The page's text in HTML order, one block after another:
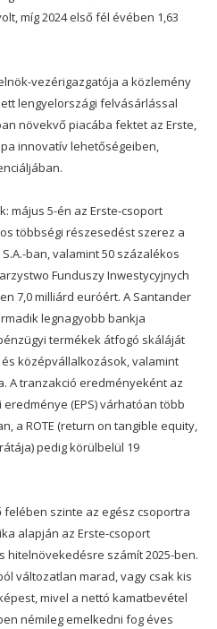
míg 2024 első fél évében 1,63
vezérigazgatója a közlemény
lengyelországi felvásárlással
növekvő piacába fektet az Erste,
innovatív lehetőségeiben,
május 5-én az Erste-csoport
többségi részesedést szerez a
ban, valamint 50 százalékos
Funduszy Inwestycyjnych
7,0 milliárd euróért. A Santander
legnagyobb bankja
termékek átfogó skáláját
középvállalkozások, valamint
A tranzakció eredményeként az
(EPS) várhatóan több
a ROTE (return on tangible equity,
pedig körülbelül 19
felében szinte az egész csoportra
alapján az Erste-csoport
hitelnövekedésre számít 2025-ben.
változatlan marad, vagy csak kis
mivel a nettó kamatbevétel
némileg emelkedni fog éves